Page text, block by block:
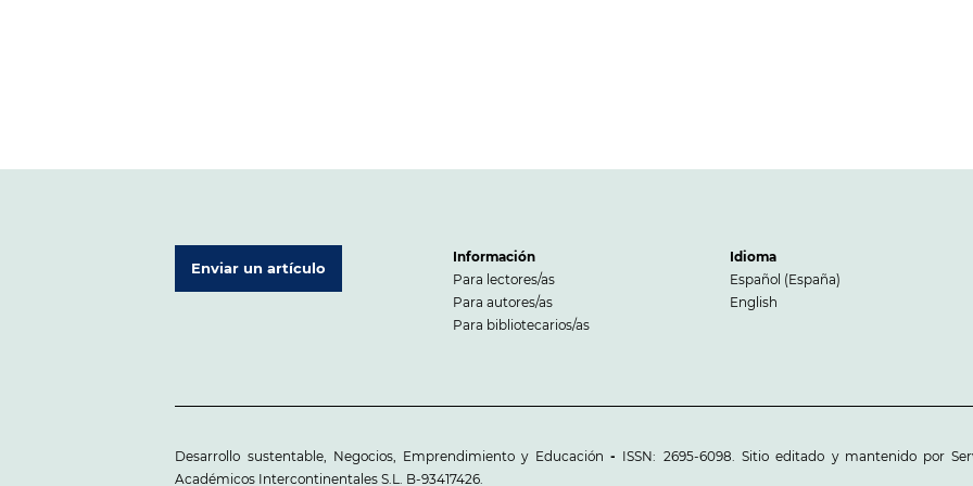
Enviar un artículo
Información
Para lectores/as
Para autores/as
Para bibliotecarios/as
Idioma
Español (España)
English
Desarrollo sustentable, Negocios, Emprendimiento y Educación - ISSN: 2695-6098. Sitio editado y mantenido por
Académicos Intercontinentales S.L. B-93417426.